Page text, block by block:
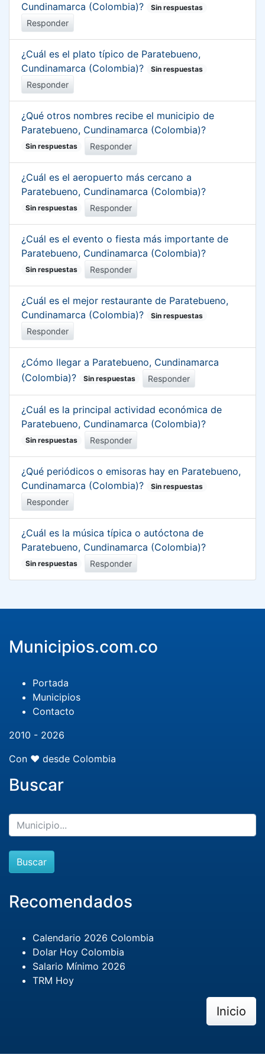
Cundinamarca (Colombia)?
Sin respuestas
Responder
¿Cuál es el plato típico de Paratebueno,
Cundinamarca (Colombia)?
Sin respuestas
Responder
¿Qué otros nombres recibe el municipio de
Paratebueno, Cundinamarca (Colombia)?
Sin respuestas Responder
¿Cuál es el aeropuerto más cercano a
Paratebueno, Cundinamarca (Colombia)?
Sin respuestas Responder
¿Cuál es el evento o fiesta más importante de
Paratebueno, Cundinamarca (Colombia)?
Sin respuestas Responder
¿Cuál es el mejor restaurante de Paratebueno,
Cundinamarca (Colombia)?
Sin respuestas
Responder
¿Cómo llegar a Paratebueno, Cundinamarca
(Colombia)?
Sin respuestas Responder
¿Cuál es la principal actividad económica de
Paratebueno, Cundinamarca (Colombia)?
Sin respuestas Responder
¿Qué periódicos o emisoras hay en Paratebueno,
Cundinamarca (Colombia)?
Sin respuestas
Responder
¿Cuál es la música típica o autóctona de
Paratebueno, Cundinamarca (Colombia)?
Sin respuestas Responder
Municipios.com.co
Portada
Municipios
Contacto
2010 - 2026
Con ❤️ desde Colombia
Buscar
Buscar
Recomendados
Calendario 2026 Colombia
Dolar Hoy Colombia
Salario Mínimo 2026
TRM Hoy
Inicio